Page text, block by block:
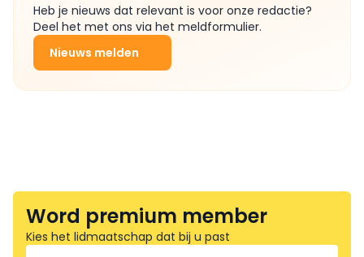
Heb je nieuws dat relevant is voor onze redactie?
Deel het met ons via het meldformulier.
Nieuws melden
Word premium member
Kies het lidmaatschap dat bij u past